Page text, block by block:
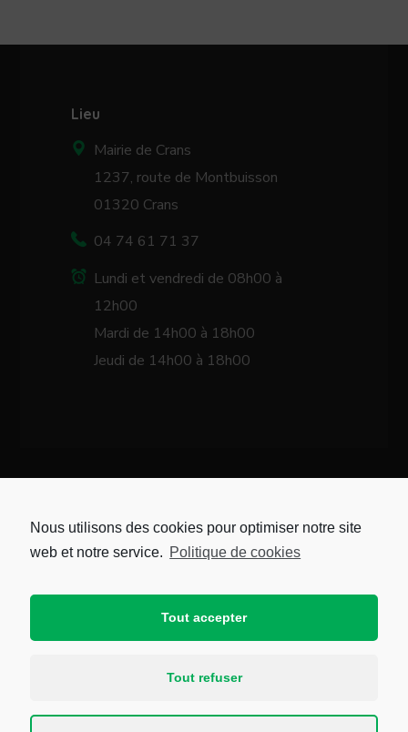
Lieu
Mairie de Crans
1237, route de Montbuisson
01320 Crans
04 74 61 71 37
Lundi et vendredi de 08h00 à
12h00
Mardi de 14h00 à 18h00
Jeudi de 14h00 à 18h00
CARTE DE LA VILLE
Nous utilisons des cookies pour optimiser notre site
web et notre service. Politique de cookies
Tout accepter
Tout refuser